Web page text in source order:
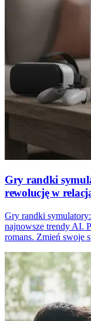
Gry randki
rewolucję w
Gry randki
najnowsze trendy AI.
romans. Zmień swoje